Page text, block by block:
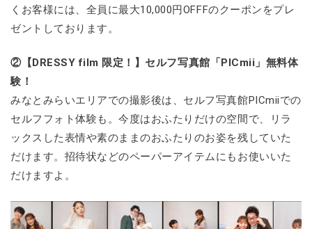
くお客様には、全員に最大10,000円OFFFのクーポンをプレ
ゼントしております。
②【DRESSY film 限定！】セルフ写真館「PICmii」無料体
験！
みなとみらいエリアでの撮影後は、セルフ写真館PICmiiでの
セルフフォト体験も。今度はおふたりだけの空間で、リラ
ックスした表情や素のままのおふたりのお姿を残していた
だけます。招待状などのペーパーアイテムにもお使いいた
だけますよ。